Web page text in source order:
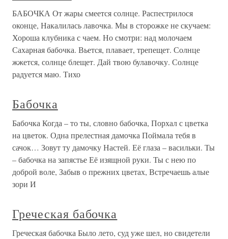
БАБОЧКА От жары смеется солнце. Распестрилося
оконце, Накалилась лавочка. Мы в сторожке не скучаем:
Хороша клубника с чаем. Но смотри: над молочаем
Сахарная бабочка. Вьется, плавает, трепещет. Солнце
жжется, солнце блещет. Дай твою булавочку. Солнце
радуется маю. Тихо
Бабочка
Бабочка Когда – то ты, словно бабочка, Порхал с цветка
на цветок. Одна прелестная дамочка Поймала тебя в
сачок… Зовут ту дамочку Настей. Её глаза – васильки. Ты
– бабочка на запястье Её изящной руки. Ты с нею по
доброй воле, Забыв о прежних цветах, Встречаешь алые
зори И
Греческая бабочка
Греческая бабочка Было лето, суд уже шел, но свидетели